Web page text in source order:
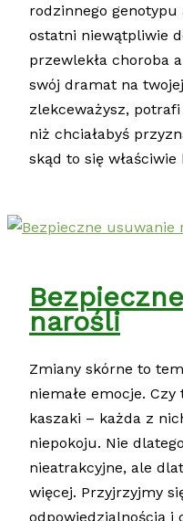
rodzinnego genotypu
ostatni niewątpliwie
przewlekła choroba
swój dramat na
zlekceważysz, potrafi
niż chciałabyś
skąd to się
narośli
Zmiany skórne to
niemałe emocje.
kaszaki – każda z
niepokoju. Nie
nieatrakcyjne, ale
więcej. Przyjrzyjmy
odpowiedzialnością i